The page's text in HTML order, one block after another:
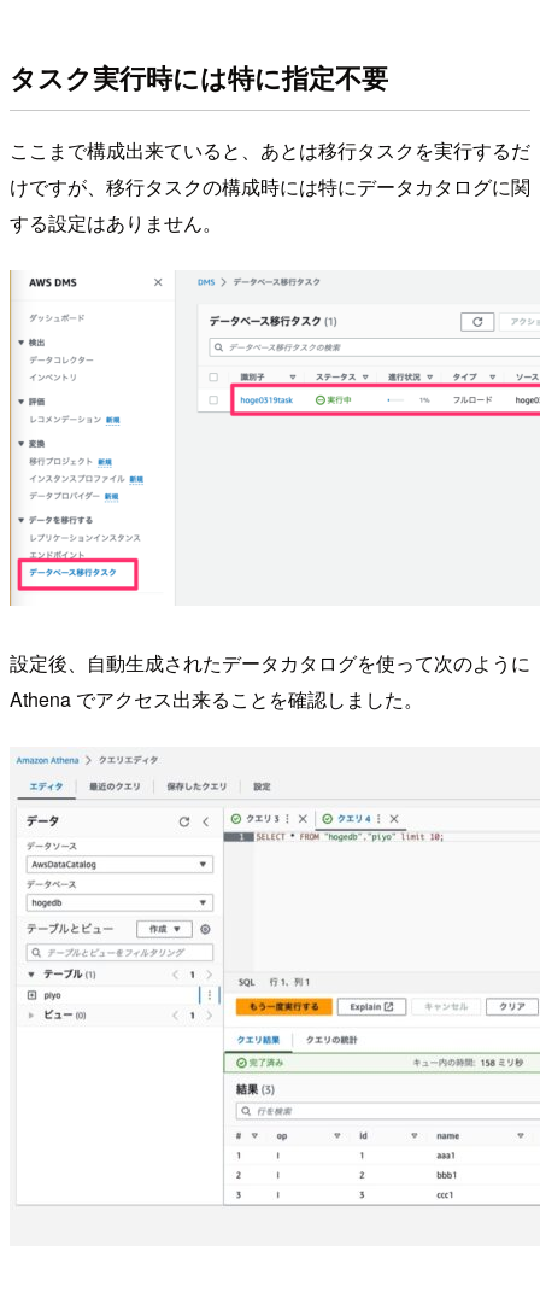
タスク実行時には特に指定不要
ここまで構成出来ていると、あとは移行タスクを実行するだ
けですが、移行タスクの構成時には特にデータカタログに関
する設定はありません。
設定後、自動生成されたデータカタログを使って次のように
Athena でアクセス出来ることを確認しました。